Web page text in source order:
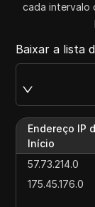
cada intervalo
Baixar a lista
Endereço IP
Início
57.73.214.0
175.45.176.0